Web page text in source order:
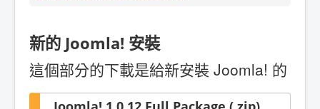
新的 Joomla! 安裝
這個部分的下載是給新安裝 Joomla! 的